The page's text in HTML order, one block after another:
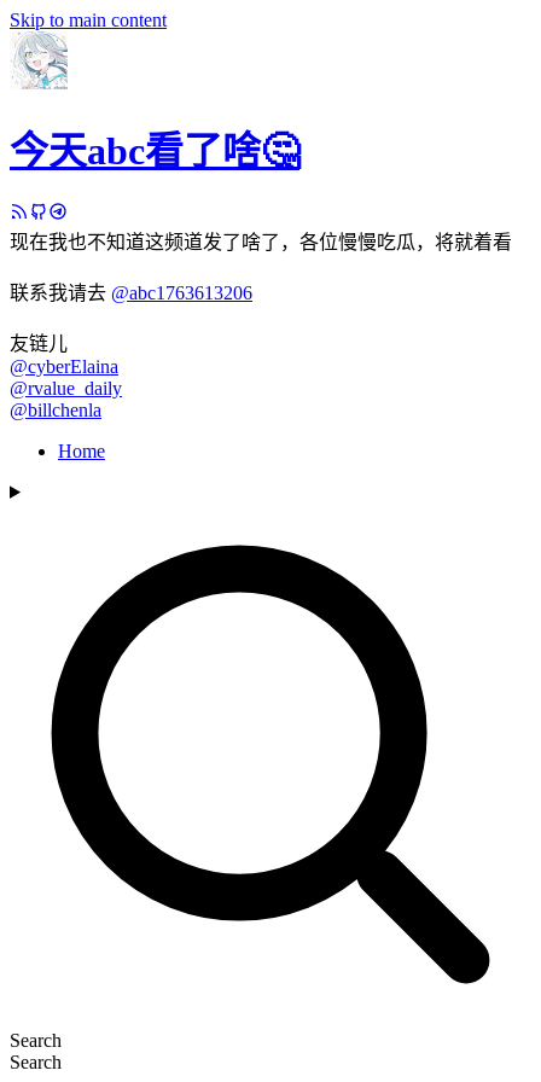
Skip to main content
今天abc看了啥🤔
现在我也不知道这频道发了啥了，各位慢慢吃瓜，将就着看
联系我请去 @abc1763613206
友链儿
@cyberElaina
@rvalue_daily
@billchenla
Home
Search
Search